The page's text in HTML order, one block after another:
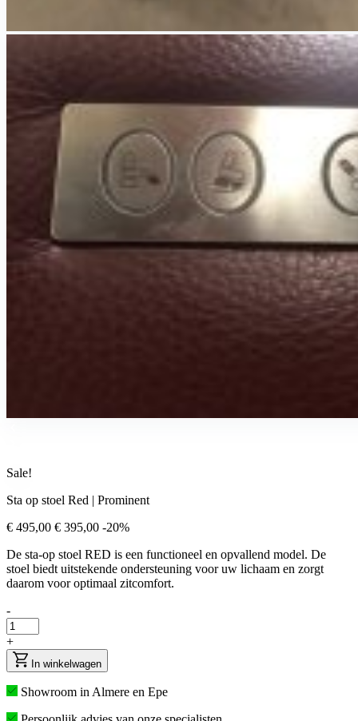
Sale!
Sta op stoel Red | Prominent
€ 495,00 € 395,00 -20%
De sta-op stoel RED is een functioneel en opvallend model. De
stoel biedt uitstekende ondersteuning voor uw lichaam en zorgt
daarom voor optimaal zitcomfort.
-
+
In winkelwagen
Showroom in Almere en Epe